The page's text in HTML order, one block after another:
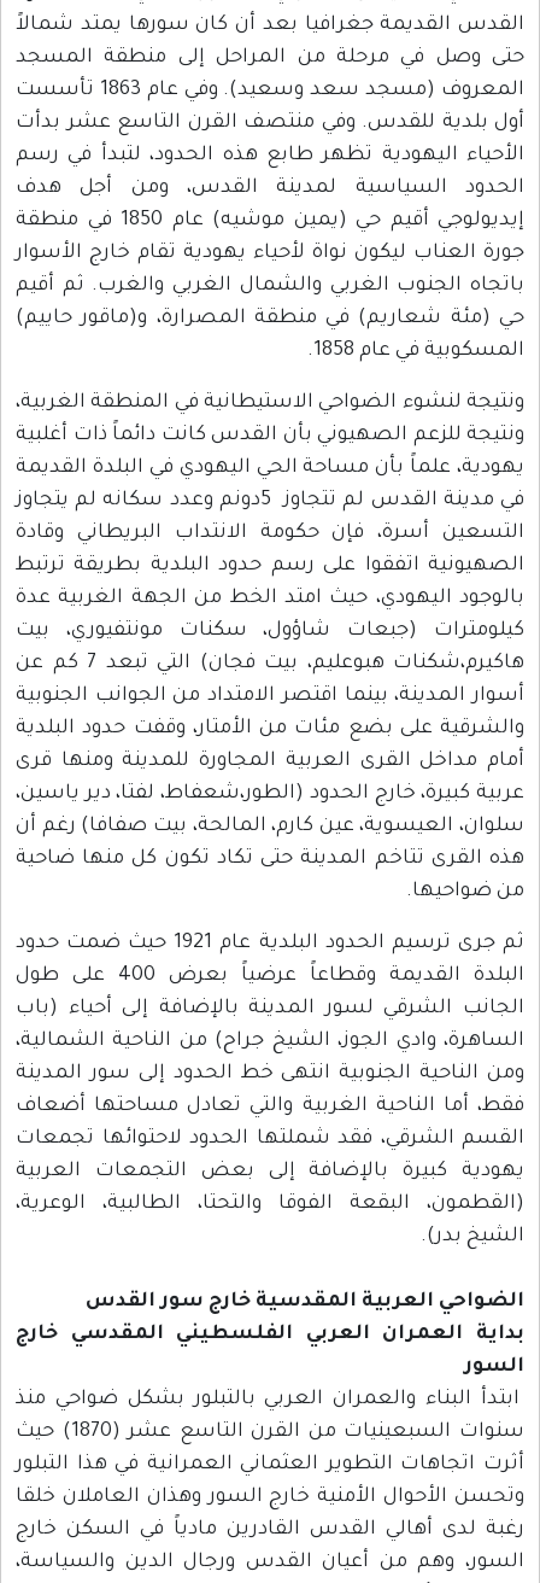
القدس القديمة جغرافيا بعد أن كان سورها يمتد شمالاً
حتى وصل في مرحلة من المراحل إلى منطقة المسجد
المعروف (مسجد سعد وسعيد). وفي عام 1863 تأسست
أول بلدية للقدس. وفي منتصف القرن التاسع عشر بدأت
الأحياء اليهودية تظهر طابع هذه الحدود، لتبدأ في رسم
الحدود السياسية لمدينة القدس، ومن أجل هدف
إيديولوجي أقيم حي (يمين موشيه) عام 1850 في منطقة
جورة العناب ليكون نواة لأحياء يهودية تقام خارج الأسوار
باتجاه الجنوب الغربي والشمال الغربي والغرب. ثم أقيم
حي (مئة شعاريم) في منطقة المصرارة، و(ماقور حاييم)
المسكوبية في عام 1858.
ونتيجة لنشوء الضواحي الاستيطانية في المنطقة الغربية،
ونتيجة للزعم الصهيوني بأن القدس كانت دائماً ذات أغلبية
يهودية، علماً بأن مساحة الحي اليهودي في البلدة القديمة
في مدينة القدس لم تتجاوز 5دونم وعدد سكانه لم يتجاوز
التسعين أسرة، فإن حكومة الانتداب البريطاني وقادة
الصهيونية اتفقوا على رسم حدود البلدية بطريقة ترتبط
بالوجود اليهودي، حيث امتد الخط من الجهة الغربية عدة
كيلومترات (جبعات شاؤول، سكنات مونتفيوري، بيت
هاكيرم،شكنات هبوعليم، بيت فجان) التي تبعد 7 كم عن
أسوار المدينة، بينما اقتصر الامتداد من الجوانب الجنوبية
والشرقية على بضع مئات من الأمتار، وقفت حدود البلدية
أمام مداخل القرى العربية المجاورة للمدينة ومنها قرى
عربية كبيرة، خارج الحدود (الطور،شعفاط، لفتا، دير ياسين،
سلوان، العيسوية، عين كارم، المالحة، بيت صفافا) رغم أن
هذه القرى تتاخم المدينة حتى تكاد تكون كل منها ضاحية
من ضواحيها.
ثم جرى ترسيم الحدود البلدية عام 1921 حيث ضمت حدود
البلدة القديمة وقطاعاً عرضياً بعرض 400 على طول
الجانب الشرقي لسور المدينة بالإضافة إلى أحياء (باب
الساهرة، وادي الجوز، الشيخ جراح) من الناحية الشمالية،
ومن الناحية الجنوبية انتهى خط الحدود إلى سور المدينة
فقط، أما الناحية الغربية والتي تعادل مساحتها أضعاف
القسم الشرقي، فقد شملتها الحدود لاحتوائها تجمعات
يهودية كبيرة بالإضافة إلى بعض التجمعات العربية
(القطمون، البقعة الفوقا والتحتا، الطالبية، الوعرية،
الشيخ بدر).
الضواحي العربية المقدسية خارج سور القدس
بداية العمران العربي الفلسطيني المقدسي خارج
السور
ابتدأ البناء والعمران العربي بالتبلور بشكل ضواحي منذ
سنوات السبعينيات من القرن التاسع عشر (1870) حيث
أثرت اتجاهات التطوير العثماني العمرانية في هذا التبلور
وتحسن الأحوال الأمنية خارج السور وهذان العاملان خلقا
رغبة لدى أهالي القدس القادرين مادياً في السكن خارج
السور، وهم من أعيان القدس ورجال الدين والسياسة،